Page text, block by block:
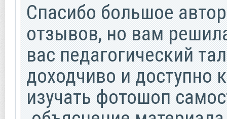
Спасибо большое
отзывов, но вам
вас педагогический
доходчиво и
изучать фотошоп